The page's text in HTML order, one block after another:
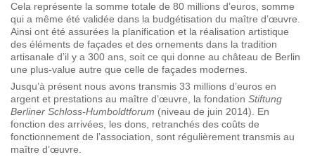
Cela représente la somme totale de 80 millions d’euros, somme
qui a même été validée dans la budgétisation du maître d’œuvre.
Ainsi ont été assurées la planification et la réalisation artistique
des éléments de façades et des ornements dans la tradition
artisanale d’il y a 300 ans, soit ce qui donne au château de Berlin
une plus-value autre que celle de façades modernes.
Jusqu’à présent nous avons transmis 33 millions d’euros en
argent et prestations au maître d’œuvre, la fondation Stiftung
Berliner Schloss-Humboldtforum (niveau de juin 2014). En
fonction des arrivées, les dons, retranchés des coûts de
fonctionnement de l’association, sont régulièrement transmis au
maître d’œuvre.